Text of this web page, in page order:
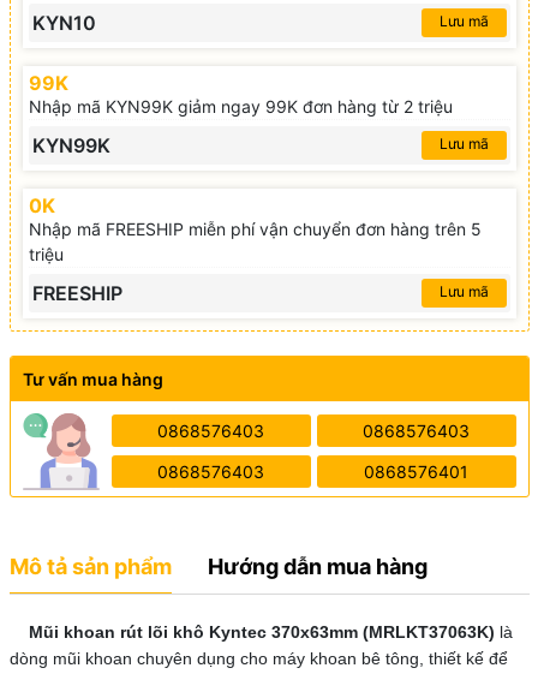
KYN10 Lưu mã
99K
Nhập mã KYN99K giảm ngay 99K đơn hàng từ 2 triệu
KYN99K Lưu mã
0K
Nhập mã FREESHIP miễn phí vận chuyển đơn hàng trên 5
triệu
FREESHIP Lưu mã
Tư vấn mua hàng
0868576403 0868576403
0868576403 0868576401
Mô tả sản phẩm Hướng dẫn mua hàng
Mũi khoan rút lõi khô Kyntec 370x63mm (MRLKT37063K) là
dòng mũi khoan chuyên dụng cho máy khoan bê tông, thiết kế để